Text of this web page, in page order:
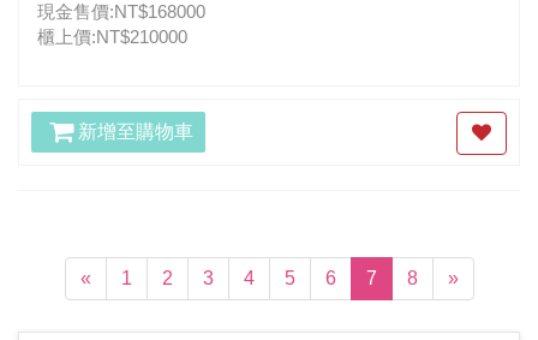
現金售價:NT$168000
櫃上價:NT$210000
新增至購物車
« 1 2 3 4 5 6 7(current)
8 »